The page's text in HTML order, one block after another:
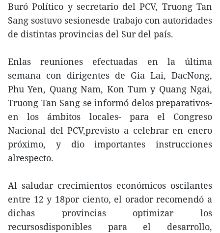
Buró Político y secretario del PCV, Truong Tan
Sang sostuvo sesionesde trabajo con autoridades
de distintas provincias del Sur del país.
Enlas reuniones efectuadas en la última
semana con dirigentes de Gia Lai, DacNong,
Phu Yen, Quang Nam, Kon Tum y Quang Ngai,
Truong Tan Sang se informó delos preparativos-
en los ámbitos locales- para el Congreso
Nacional del PCV,previsto a celebrar en enero
próximo, y dio importantes instrucciones
alrespecto.
Al saludar crecimientos económicos oscilantes
entre 12 y 18por ciento, el orador recomendó a
dichas provincias optimizar los
recursosdisponibles para el desarrollo,